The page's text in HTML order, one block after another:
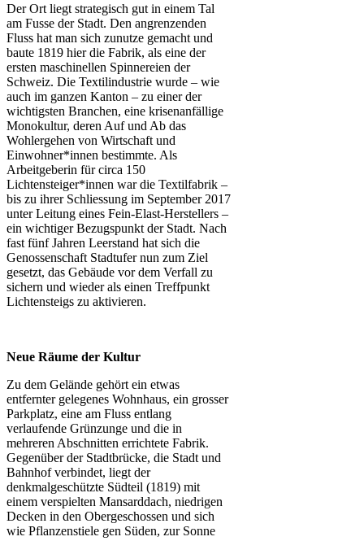
Der Ort liegt strategisch gut in einem Tal
am Fusse der Stadt. Den angrenzenden
Fluss hat man sich zunutze gemacht und
baute 1819 hier die Fabrik, als eine der
ersten maschinellen Spinnereien der
Schweiz. Die Textilindustrie wurde – wie
auch im ganzen Kanton – zu einer der
wichtigsten Branchen, eine krisenanfällige
Monokultur, deren Auf und Ab das
Wohlergehen von Wirtschaft und
Einwohner*innen bestimmte. Als
Arbeitgeberin für circa 150
Lichtensteiger*innen war die Textilfabrik –
bis zu ihrer Schliessung im September 2017
unter Leitung eines Fein-Elast-Herstellers –
ein wichtiger Bezugspunkt der Stadt. Nach
fast fünf Jahren Leerstand hat sich die
Genossenschaft Stadtufer nun zum Ziel
gesetzt, das Gebäude vor dem Verfall zu
sichern und wieder als einen Treffpunkt
Lichtensteigs zu aktivieren.
Neue Räume der Kultur
Zu dem Gelände gehört ein etwas
entfernter gelegenes Wohnhaus, ein grosser
Parkplatz, eine am Fluss entlang
verlaufende Grünzunge und die in
mehreren Abschnitten errichtete Fabrik.
Gegenüber der Stadtbrücke, die Stadt und
Bahnhof verbindet, liegt der
denkmalgeschützte Südteil (1819) mit
einem verspielten Mansarddach, niedrigen
Decken in den Obergeschossen und sich
wie Pflanzenstiele gen Süden, zur Sonne